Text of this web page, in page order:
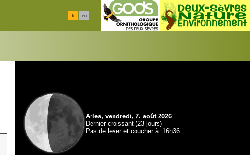
fr en
Arles, vendredi, 7. août 2026
Dernier croissant (23 jours)
Pas de lever et coucher à 16h36